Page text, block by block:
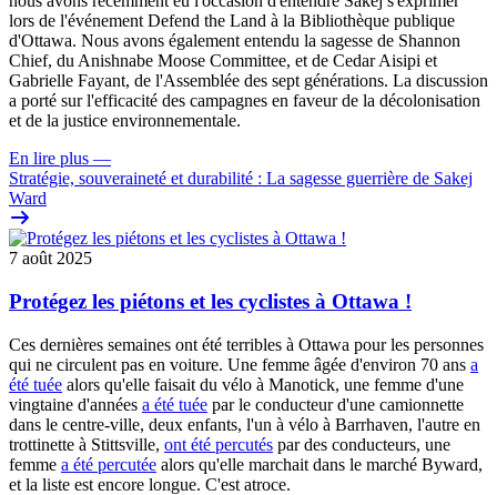
lors de l'événement Defend the Land à la Bibliothèque publique
d'Ottawa. Nous avons également entendu la sagesse de Shannon
Chief, du Anishnabe Moose Committee, et de Cedar Aisipi et
Gabrielle Fayant, de l'Assemblée des sept générations. La discussion
a porté sur l'efficacité des campagnes en faveur de la décolonisation
et de la justice environnementale.
En lire plus —
Stratégie, souveraineté et durabilité : La sagesse guerrière de Sakej
Ward
7 août 2025
Protégez les piétons et les cyclistes à Ottawa !
Ces dernières semaines ont été terribles à Ottawa pour les personnes
qui ne circulent pas en voiture. Une femme âgée d'environ 70 ans a
été tuée alors qu'elle faisait du vélo à Manotick, une femme d'une
vingtaine d'années a été tuée par le conducteur d'une camionnette
dans le centre-ville, deux enfants, l'un à vélo à Barrhaven, l'autre en
trottinette à Stittsville, ont été percutés par des conducteurs, une
femme a été percutée alors qu'elle marchait dans le marché Byward,
et la liste est encore longue. C'est atroce.